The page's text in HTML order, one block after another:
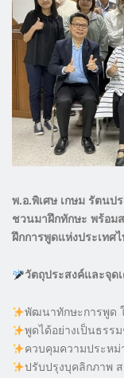
พ.อ.พิเศษ เกษม รัตนป
ชวนมาฝึกทักษะ พร้อม
ฝึกการพูดแห่งประเทศ
วัตถุประสงค์และจุด
พัฒนาทักษะการพูด
พูดได้อย่างเป็นธรร
ควบคุมความประห
ปรับปรุงบุคลิกภาพ